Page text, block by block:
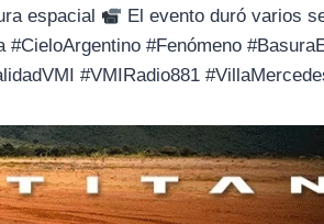
espacial
El evento duró varios
#Fenómeno
#VMIRadio881